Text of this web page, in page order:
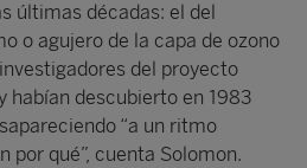
últimas décadas: el del
o agujero de la capa de ozono
del proyecto
habían descubierto en 1983
“a un ritmo
por qué”, cuenta Solomon.